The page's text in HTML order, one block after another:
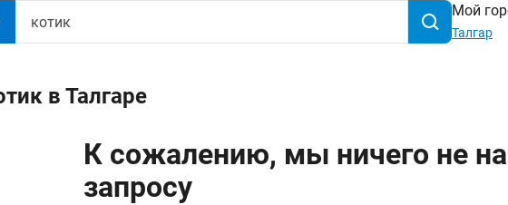
Мой
Талгар
в Талгаре
К сожалению, мы ничего не
запросу